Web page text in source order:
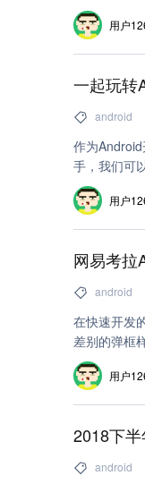
来一些，但
较多，不像
现的来分析
用户
一起玩转
android
作为
手，我们可
用户
网易考拉
android
在快速开发
差别的弹框
法，这种方
工具虽然功
用户
2018下
android